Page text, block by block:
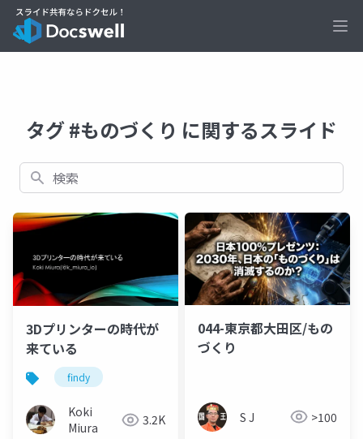
タグ #ものづくり に関するスライド
検索
3Dプリンターの時代が
来ている
findy
Koki
Miura
3.2K
044-東京都大田区/もの
づくり
S J >100